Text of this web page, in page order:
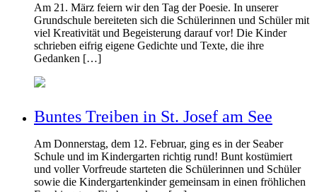
Am 21. März feiern wir den Tag der Poesie. In unserer
Grundschule bereiteten sich die Schülerinnen und Schüler mit
viel Kreativität und Begeisterung darauf vor! Die Kinder
schrieben eifrig eigene Gedichte und Texte, die ihre
Gedanken […]
Buntes Treiben in St. Josef am See
Am Donnerstag, dem 12. Februar, ging es in der Seaber
Schule und im Kindergarten richtig rund! Bunt kostümiert
und voller Vorfreude starteten die Schülerinnen und Schüler
sowie die Kindergartenkinder gemeinsam in einen fröhlichen